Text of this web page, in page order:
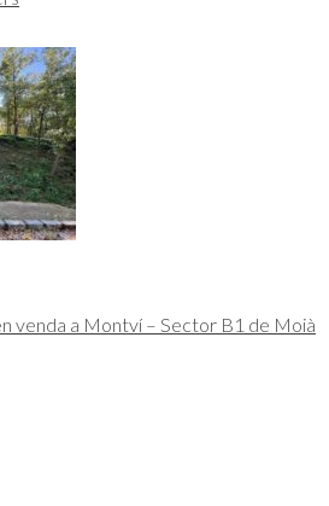
venda a Montví – Sector B1 de Moià